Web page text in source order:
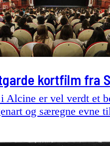
kortfilm fra
er vel verdt et
og særegne evne